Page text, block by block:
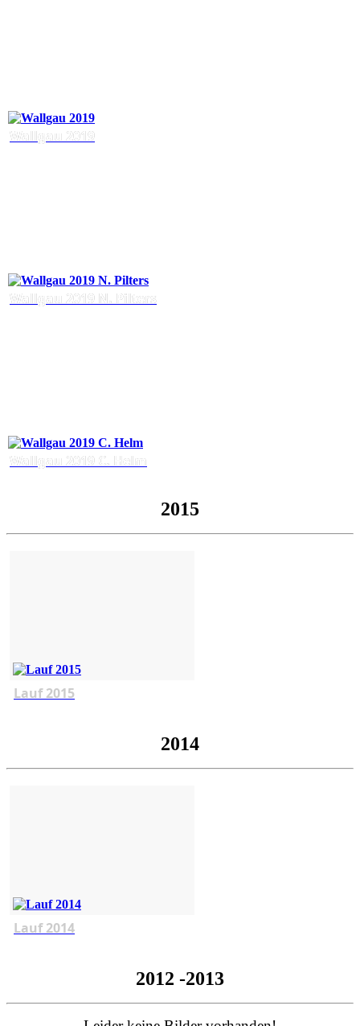
Wallgau 2019
Wallgau 2019 N. Pilters
Wallgau 2019 C. Helm
2015
Lauf 2015
2014
Lauf 2014
2012 -2013